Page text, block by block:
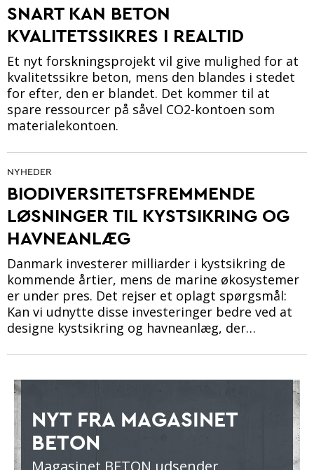
SNART KAN BETON
KVALITETSSIKRES I REALTID
Et nyt forskningsprojekt vil give mulighed for at
kvalitetssikre beton, mens den blandes i stedet
for efter, den er blandet. Det kommer til at
spare ressourcer på såvel CO2-kontoen som
materialekontoen.
NYHEDER
BIODIVERSITETSFREMMENDE
LØSNINGER TIL KYSTSIKRING OG
HAVNEANLÆG
Danmark investerer milliarder i kystsikring de
kommende årtier, mens de marine økosystemer
er under pres. Det rejser et oplagt spørgsmål:
Kan vi udnytte disse investeringer bedre ved at
designe kystsikring og havneanlæg, der…
NYT FRA MAGASINET
BETON
Magasinet BETON udsender